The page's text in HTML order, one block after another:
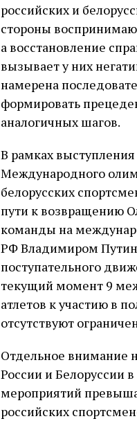
российских и
стороны
а восстановление
вызывает у них
намерена
формировать
аналогичных шагов.
В рамках
Международного
белорусских
пути к возвращению
команды на
РФ Владимиром
поступательного
текущий момент 9
атлетов к участию в
отсутствуют
Отдельное внимание
России и Белоруссии
мероприятий
российских